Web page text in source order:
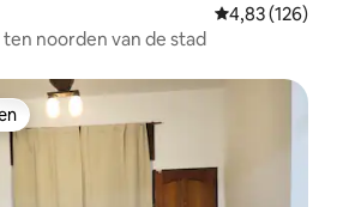
Gemiddelde
4,83 (126)
noorden van de stad